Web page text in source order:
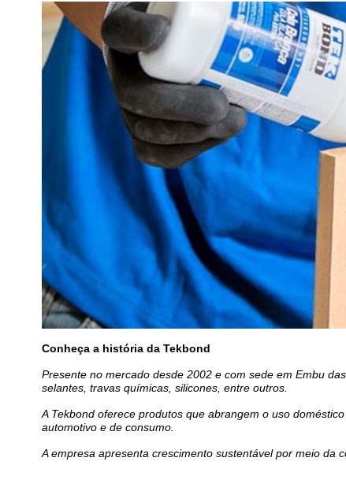
Conheça a história da Tekbond
Presente no mercado desde 2002 e com sede em Embu
selantes, travas químicas, silicones, entre outros.
A Tekbond oferece produtos que abrangem o uso
automotivo e de consumo.
A empresa apresenta crescimento sustentável por meio da